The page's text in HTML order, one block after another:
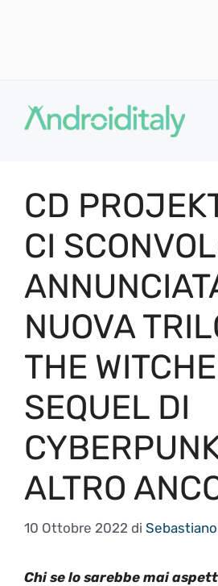
contenuto
CD
CI
NUOVA
THE
SEQUEL DI
ALTRO
10 Ottobre 2022 di
Chi se lo sarebbe mai